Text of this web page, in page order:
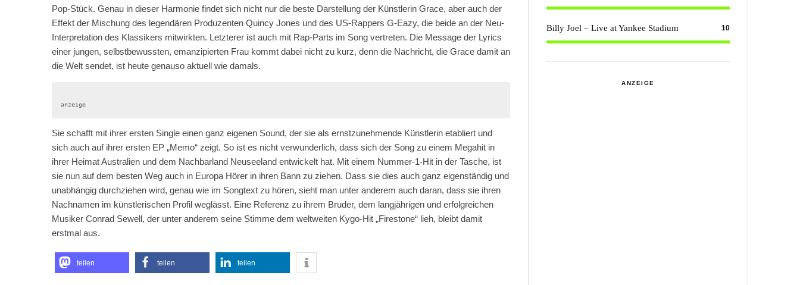
Pop-Stück. Genau in dieser Harmonie findet sich nicht nur die beste Darstellung der Künstlerin Grace, aber auch der
Effekt der Mischung des legendären Produzenten Quincy Jones und des US-Rappers G-Eazy, die beide an der Neu-
Interpretation des Klassikers mitwirkten. Letzterer ist auch mit Rap-Parts im Song vertreten. Die Message der Lyrics
einer jungen, selbstbewussten, emanzipierten Frau kommt dabei nicht zu kurz, denn die Nachricht, die Grace damit an
die Welt sendet, ist heute genauso aktuell wie damals.
anzeige
Sie schafft mit ihrer ersten Single einen ganz eigenen Sound, der sie als ernstzunehmende Künstlerin etabliert und
sich auch auf ihrer ersten EP „Memo“ zeigt. So ist es nicht verwunderlich, dass sich der Song zu einem Megahit in
ihrer Heimat Australien und dem Nachbarland Neuseeland entwickelt hat. Mit einem Nummer-1-Hit in der Tasche, ist
sie nun auf dem besten Weg auch in Europa Hörer in ihren Bann zu ziehen. Dass sie dies auch ganz eigenständig und
unabhängig durchziehen wird, genau wie im Songtext zu hören, sieht man unter anderem auch daran, dass sie ihren
Nachnamen im künstlerischen Profil weglässt. Eine Referenz zu ihrem Bruder, dem langjährigen und erfolgreichen
Musiker Conrad Sewell, der unter anderem seine Stimme dem weltweiten Kygo-Hit „Firestone“ lieh, bleibt damit
erstmal aus.
teilen teilen teilen
Billy Joel – Live at Yankee Stadium 10
ANZEIGE